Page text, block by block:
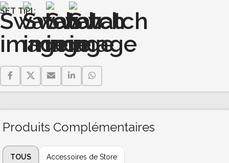
SET TIPI
Produits Complémentaires
TOUS Accessoires de Store